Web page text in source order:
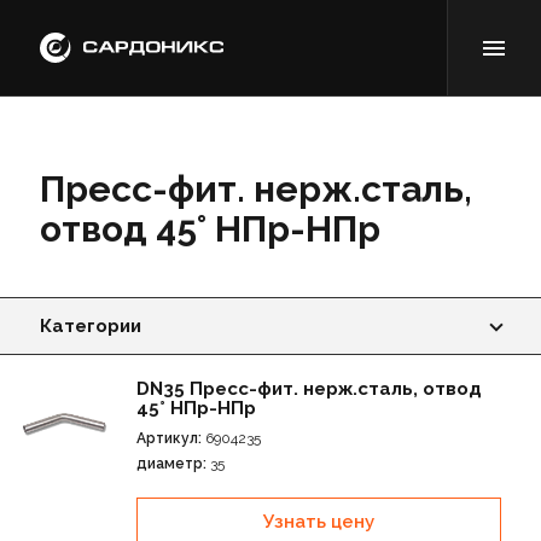
Пресс-фит. нерж.сталь,
отвод 45° НПр-НПр
Категории
Пресс-фит. нерж.сталь, отвод 90° ВПр-НПр
Пресс-фит. нерж.сталь, отвод 90° ВПр-НПр удлин.
DN35 Пресс-фит. нерж.сталь, отвод
45° НПр-НПр
Артикул: 6904235
диаметр: 35
Узнать цену